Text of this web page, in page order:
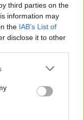
third parties on the
information may
the IAB’s List of
disclose it to other